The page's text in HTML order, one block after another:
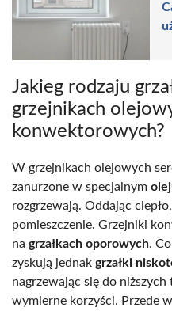
Jakieg rodzaju
grzejnikach
konwektorowych?
W grzejnikach olejowych
zanurzone w specjalnym
rozgrzewają. Oddając
pomieszczenie. Grzejniki
na grzałkach oporowych.
zyskują jednak grzałki
nagrzewając się do
wymierne korzyści. Przede